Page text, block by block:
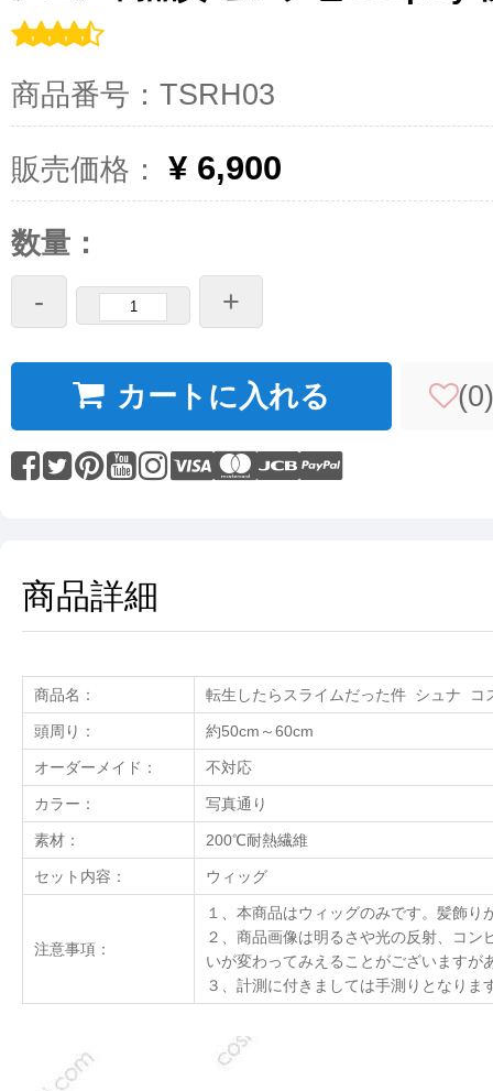
商品番号：TSRH03
販売価格： ¥ 6,900
数量：
-
+
カートに入れる (0)
商品詳細
商品名： 転生したらスライムだった件 シュナ コ
頭周り： 約50cm～60cm
オーダーメイド： 不対応
カラー： 写真通り
素材： 200℃耐熱繊維
セット内容： ウィッグ
注意事項：
１、本商品はウィッグのみです。髪飾
２、商品画像は明るさや光の反射、コ
いが変わってみえることがございますが
３、計測に付きましては手測りとなり